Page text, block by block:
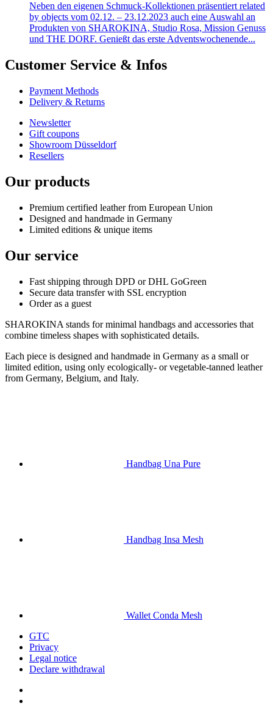
Neben den eigenen Schmuck-Kollektionen präsentiert related
by objects vom 02.12. – 23.12.2023 auch eine Auswahl an
Produkten von SHAROKINA, Studio Rosa, Mission Genuss
und THE DORF. Genießt das erste Adventswochenende...
Customer Service & Infos
Payment Methods
Delivery & Returns
Newsletter
Gift coupons
Showroom Düsseldorf
Resellers
Our products
Premium certified leather from European Union
Designed and handmade in Germany
Limited editions & unique items
Our service
Fast shipping through DPD or DHL GoGreen
Secure data transfer with SSL encryption
Order as a guest
SHAROKINA stands for minimal handbags and accessories that
combine timeless shapes with sophisticated details.
Each piece is designed and handmade in Germany as a small or
limited edition, using only ecologically- or vegetable-tanned leather
from Germany, Belgium, and Italy.
Handbag Una Pure
Handbag Insa Mesh
Wallet Conda Mesh
GTC
Privacy
Legal notice
Declare withdrawal